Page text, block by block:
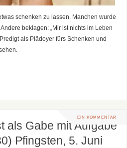
schenken zu lassen. Manchen wurde
beklagen: „Mir ist nichts im Leben
als Plädoyer fürs Schenken und
EIN KOMMENTAR
als Gabe mit Aufgabe
Pfingsten, 5. Juni